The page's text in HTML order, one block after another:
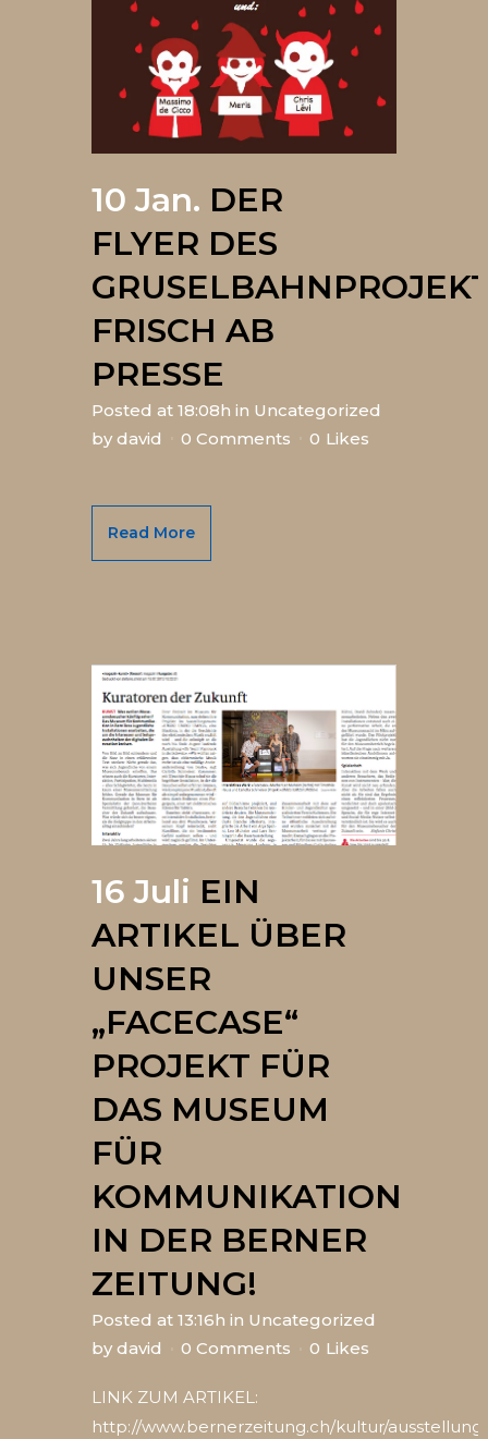
10 Jan. DER
FLYER DES
FRISCH AB
PRESSE
Posted at 18:08h in Uncategorized
by david 0 Comments 0 Likes
Read More
16 Juli EIN
ARTIKEL ÜBER
UNSER
„FACECASE“
PROJEKT FÜR
DAS MUSEUM
FÜR
KOMMUNIKATION
IN DER BERNER
ZEITUNG!
Posted at 13:16h in Uncategorized
by david 0 Comments 0 Likes
LINK ZUM ARTIKEL:
http://www.bernerzeitung.ch/kultur/